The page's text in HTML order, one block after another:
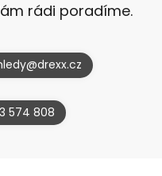
rádi poradíme.
574 808